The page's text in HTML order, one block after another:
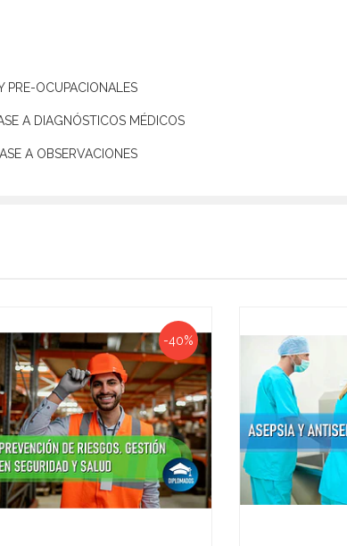
PRE-OCUPACIONALES
A DIAGNÓSTICOS MÉDICOS
A OBSERVACIONES
-40%